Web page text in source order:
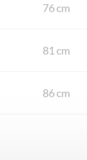
76 cm
81 cm
86 cm